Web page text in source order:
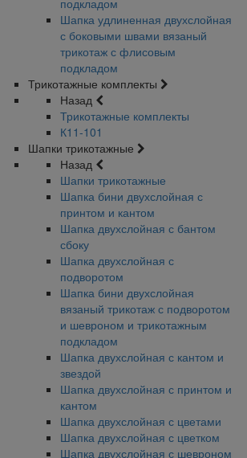
подкладом
Шапка удлиненная двухслойная
с боковыми швами вязаный
трикотаж с флисовым
подкладом
Трикотажные комплекты
Назад
Трикотажные комплекты
К11-101
Шапки трикотажные
Назад
Шапки трикотажные
Шапка бини двухслойная с
принтом и кантом
Шапка двухслойная с бантом
сбоку
Шапка двухслойная с
подворотом
Шапка бини двухслойная
вязаный трикотаж с подворотом
и шевроном и трикотажным
подкладом
Шапка двухслойная с кантом и
звездой
Шапка двухслойная с принтом и
кантом
Шапка двухслойная с цветами
Шапка двухслойная с цветком
Шапка двухслойная с шевроном